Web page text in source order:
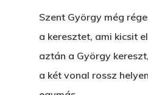
Szent György még
a keresztet, ami kicsit
aztán a György
a két vonal rossz